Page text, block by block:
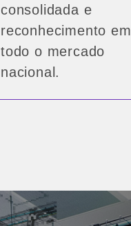
consolidada e
reconhecimento em
todo o mercado
nacional.